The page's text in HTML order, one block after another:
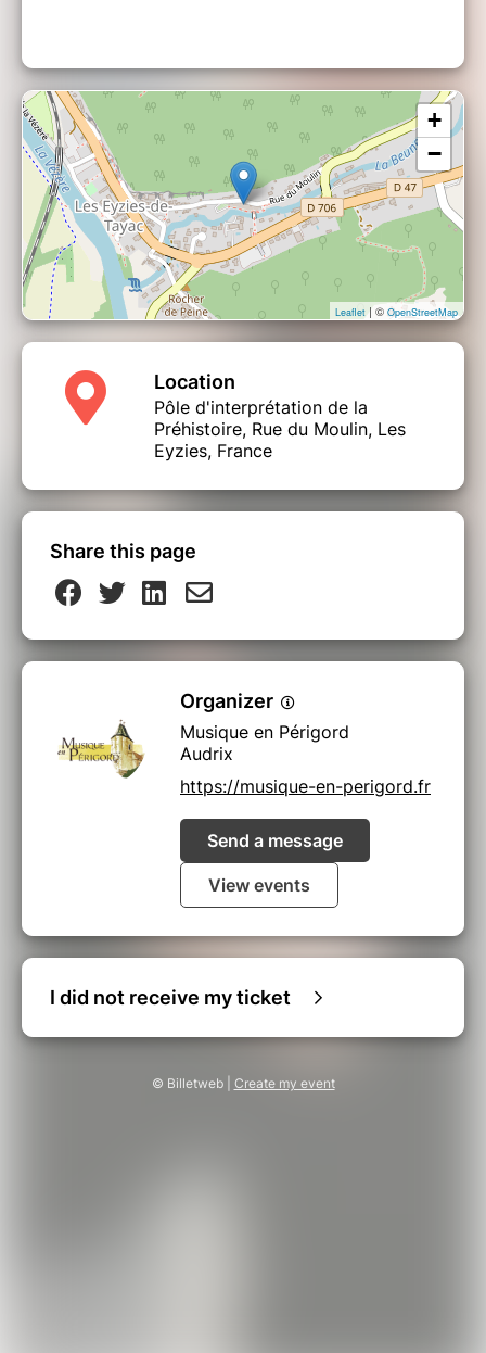
+
−
Leaflet | © OpenStreetMap
Location
Pôle d'interprétation de la
Préhistoire, Rue du Moulin, Les
Eyzies, France
Share this page
Organizer
Musique en Périgord
Audrix
https://musique-en-perigord.fr
Send a message
View events
I did not receive my ticket
© Billetweb | Create my event